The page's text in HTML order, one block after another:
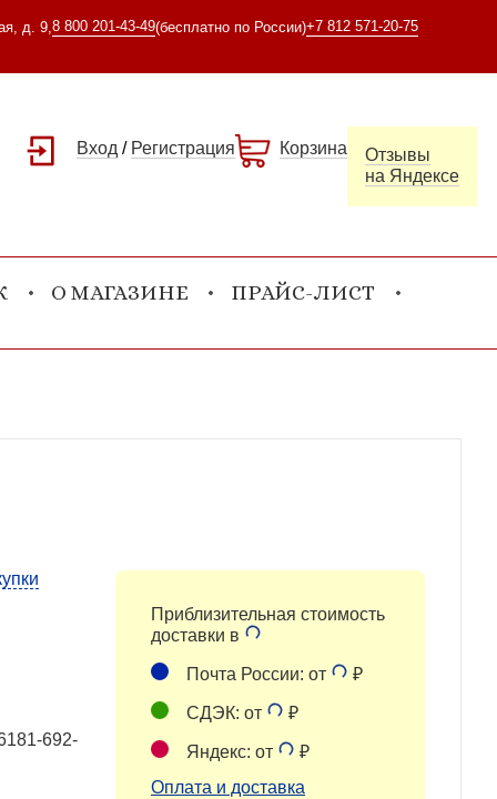
д. 9, 8 800 201-43-49(бесплатно по России)+7 812 571-20-75
Вход / Регистрация Корзина
Отзывы
на Яндексе
О МАГАЗИНЕ ПРАЙС-ЛИСТ
692-
Приблизительная стоимость
доставки в
Почта России: от ₽
СДЭК: от ₽
Яндекс: от
₽
Оплата и доставка